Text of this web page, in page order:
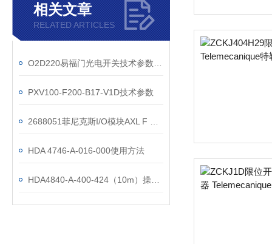
相关文章
RELATED ARTICLES
PXV100-F200-B17-V1D技术参数
HDA 4746-A-016-000使用方法